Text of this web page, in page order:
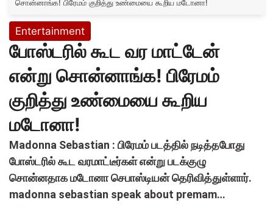
சொன்னாங்க! பிரேமம் குறித்து உண்மையை கூறிய மடோனா!
Entertainment
போஸ்டரில் கூட வர மாட்டேன்
என்று சொன்னாங்க! பிரேமம்
குறித்து உண்மையை கூறிய
மடோனா!
Madonna Sebastian : பிரேமம் படத்தில் நடித்தபோது
போஸ்டரில் கூட வரமாட்டீர்கள் என்று படக்குழு
சொன்னதாக மடோனா செபாஸ்டியன் தெரிவித்துள்ளார்.
madonna sebastian speak about premam…